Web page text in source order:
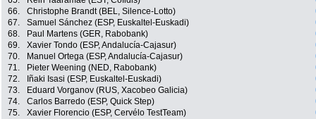
66.
Christophe Brandt (BEL, Silence-Lotto)
67.
Samuel Sánchez (ESP, Euskaltel-Euskadi)
68.
Paul Martens (GER, Rabobank)
69.
Xavier Tondo (ESP, Andalucía-Cajasur)
70.
Manuel Ortega (ESP, Andalucía-Cajasur)
71.
Pieter Weening (NED, Rabobank)
72.
Iñaki Isasi (ESP, Euskaltel-Euskadi)
73.
Eduard Vorganov (RUS, Xacobeo Galicia)
74.
Carlos Barredo (ESP, Quick Step)
75.
Xavier Florencio (ESP, Cervélo TestTeam)